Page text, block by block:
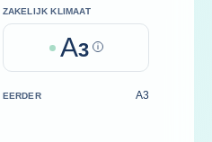
ZAKELIJK KLIMAAT
A3 Help
EERDER A3